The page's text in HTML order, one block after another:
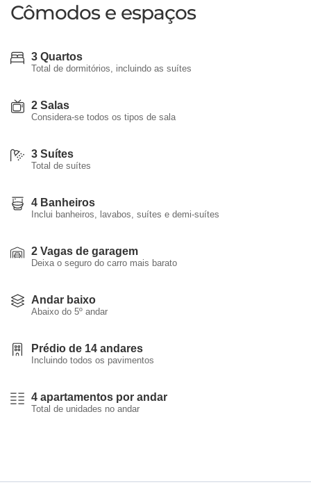
Cômodos e espaços
3 Quartos
Total de dormitórios, incluindo as suítes
2 Salas
Considera-se todos os tipos de sala
3 Suítes
Total de suítes
4 Banheiros
Inclui banheiros, lavabos, suítes e demi-suítes
2 Vagas de garagem
Deixa o seguro do carro mais barato
Andar baixo
Abaixo do 5º andar
Prédio de 14 andares
Incluindo todos os pavimentos
4 apartamentos por andar
Total de unidades no andar